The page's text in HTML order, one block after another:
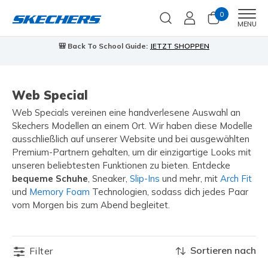
0
MENU
🎒 Back To School Guide: JETZT SHOPPEN
Web Special
Web Specials vereinen eine handverlesene Auswahl an
Skechers Modellen an einem Ort. Wir haben diese Modelle
ausschließlich auf unserer Website und bei ausgewählten
Premium-Partnern gehalten, um dir einzigartige Looks mit
unseren beliebtesten Funktionen zu bieten. Entdecke
bequeme Schuhe, Sneaker, Slip-Ins und mehr, mit Arch Fit
und Memory Foam Technologien, sodass dich jedes Paar
vom Morgen bis zum Abend begleitet.
Filter Sortieren nach